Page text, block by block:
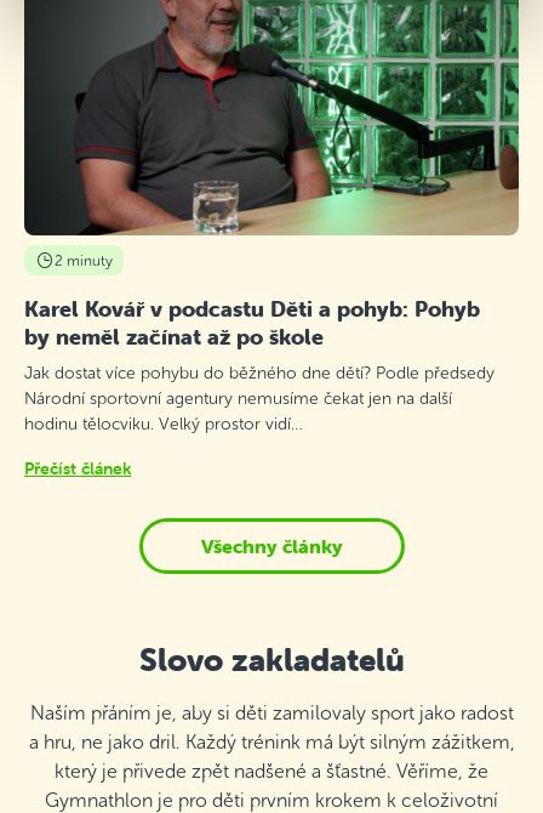
2 minuty
Karel Kovář v podcastu Děti a pohyb: Pohyb
by neměl začínat až po škole
Jak dostat více pohybu do běžného dne dětí? Podle předsedy
Národní sportovní agentury nemusíme čekat jen na další
hodinu tělocviku. Velký prostor vidí…
Přečíst článek
Všechny články
Slovo zakladatelů
Naším přáním je, aby si děti zamilovaly sport jako radost
a hru, ne jako dril. Každý trénink má být silným zážitkem,
který je přivede zpět nadšené a šťastné. Věříme, že
Gymnathlon je pro děti prvním krokem k celoživotní